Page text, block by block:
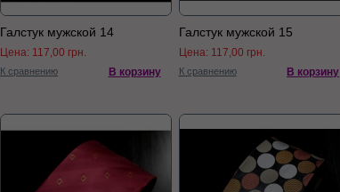
Галстук мужской 14
Цена: 117,00 грн.
К сравнению В корзину
Галстук мужской 15
Цена: 117,00 грн.
К сравнению В корзину